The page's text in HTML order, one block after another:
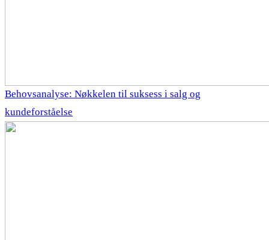
Behovsanalyse: Nøkkelen til suksess i salg og
kundeforståelse